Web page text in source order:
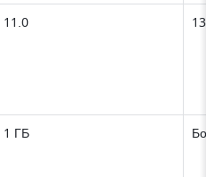
11.0
1 ГБ